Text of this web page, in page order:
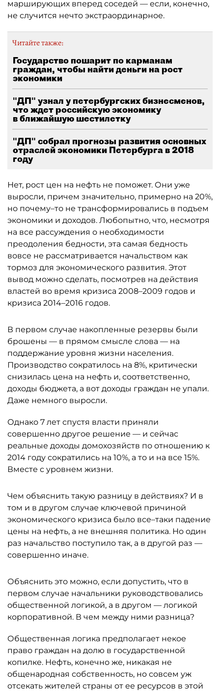
марширующих вперед соседей — если, конечно,
не случится нечто экстраординарное.
Читайте также:
Государство пошарит по карманам
граждан, чтобы найти деньги на рост
экономики
"ДП" узнал у петербургских бизнесменов,
что ждет российскую экономику
в ближайшую шестилетку
"ДП" собрал прогнозы развития основных
отраслей экономики Петербурга в 2018
году
Нет, рост цен на нефть не поможет. Они уже
выросли, причем значительно, примерно на 20%,
но почему–то не трансформировались в подъем
экономики и доходов. Любопытно, что, несмотря
на все рассуждения о необходимости
преодоления бедности, эта самая бедность
вовсе не рассматривается начальством как
тормоз для экономического развития. Этот
вывод можно сделать, посмотрев на действия
властей во время кризиса 2008–2009 годов и
кризиса 2014–2016 годов.
В первом случае накопленные резервы были
брошены — в прямом смысле слова — на
поддержание уровня жизни населения.
Производство сократилось на 8%, критически
снизилась цена на нефть и, соответственно,
доходы бюджета, а вот доходы граждан не упали.
Даже немного выросли.
Однако 7 лет спустя власти приняли
совершенно другое решение — и сейчас
реальные доходы домохозяйств по отношению к
2014 году сократились на 10%, а то и на все 15%.
Вместе с уровнем жизни.
Чем объяснить такую разницу в действиях? И в
том и в другом случае ключевой причиной
экономического кризиса было все–таки падение
цены на нефть, а не внешняя политика. Но один
раз начальство поступило так, а в другой раз —
совершенно иначе.
Объяснить это можно, если допустить, что в
первом случае начальники руководствовались
общественной логикой, а в другом — логикой
корпоративной. В чем между ними разница?
Общественная логика предполагает некое
право граждан на долю в государственной
копилке. Нефть, конечно же, никакая не
общенародная собственность, но совсем уж
отсекать жителей страны от ее ресурсов в этой